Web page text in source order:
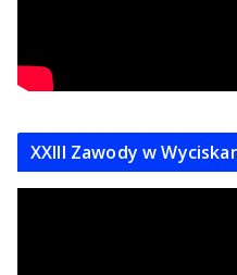
XXIII Zawody w